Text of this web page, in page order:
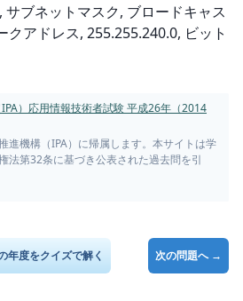
サブネットマスク, ブロードキャス
クアドレス, 255.255.240.0, ビット
）応用情報技術者試験 平成26年（2014
進機構（IPA）に帰属します。本サイトは学
法第32条に基づき公表された過去問を引
年度をクイズで解く 次の問題へ →